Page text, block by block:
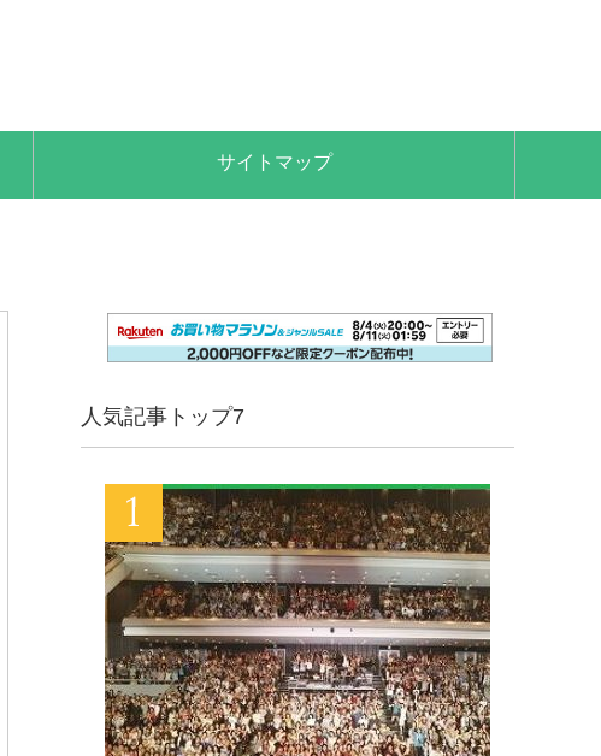
サイトマップ
人気記事トップ7